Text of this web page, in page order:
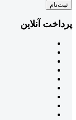
ثبت‌نام
پرداخت آنلاین